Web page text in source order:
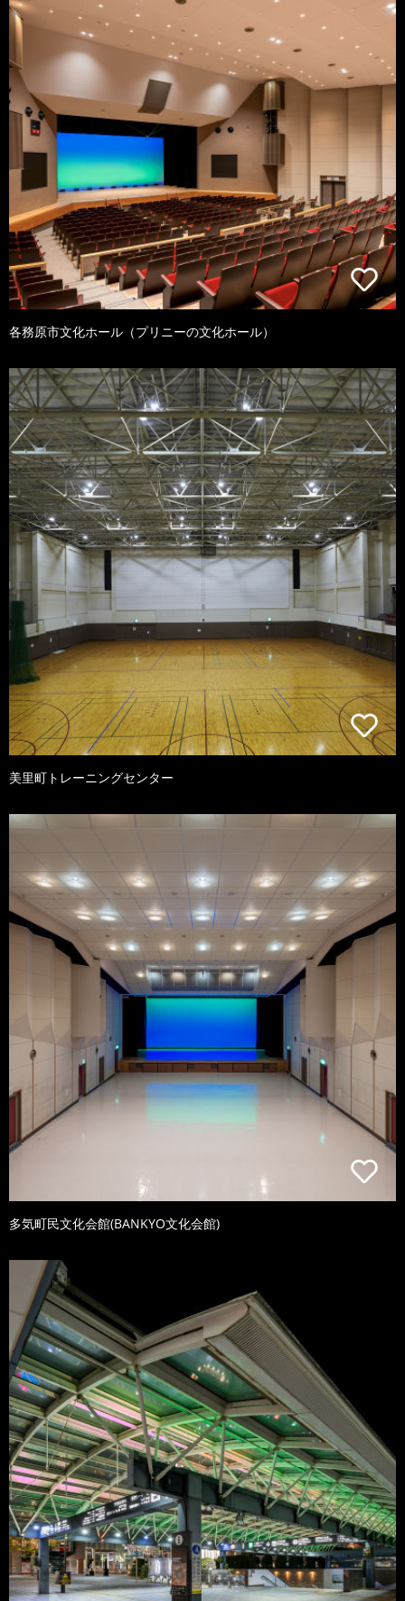
各務原市文化ホール（プリニーの文化ホール）
美里町トレーニングセンター
多気町民文化会館(BANKYO文化会館)